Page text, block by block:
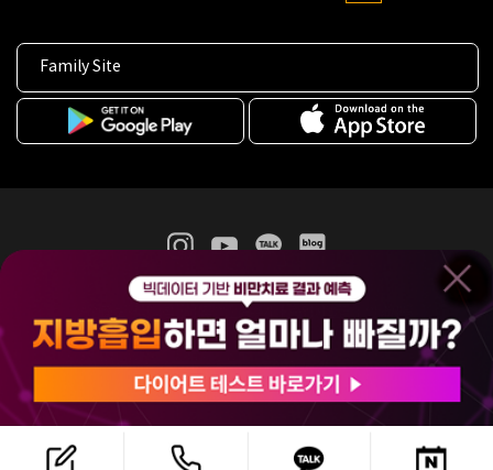
Family Site
365mc 병·의원 이용약관
홈페이지 이용약관
비급여진료수가
(주)365mcㅣ서울특별시 서초구 서초대로52길 7, 3~4층(서초동, 제일빌딩)
120-87-04354ㅣ김남철
COPYRIGHT(C) 2025 365mc. ALL RIGHTS RESERVED.